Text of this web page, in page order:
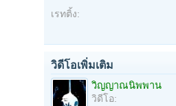
เรทติ้ง:
วิดีโอเพิ่มเติม
วิญญาณนิพพาน
วิดีโอ: